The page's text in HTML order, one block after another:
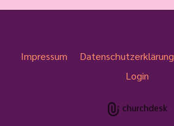
Impressum Datenschutzerklärung
Login